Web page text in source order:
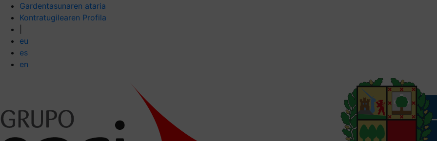
Gardentasunaren ataria
Kontratugilearen Profila
eu
es
en